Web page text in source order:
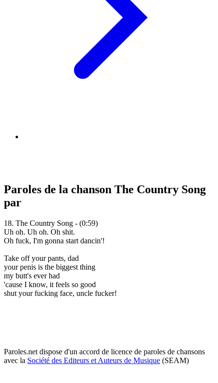
Paroles de la chanson The Country Song
par
18. The Country Song - (0:59)
Uh oh. Uh oh. Oh shit.
Oh fuck, I'm gonna start dancin'!
Take off your pants, dad
your penis is the biggest thing
my butt's ever had
'cause I know, it feels so good
shut your fucking face, uncle fucker!
Paroles.net dispose d'un accord de licence de paroles de chansons
avec la Société des Editeurs et Auteurs de Musique (SEAM)